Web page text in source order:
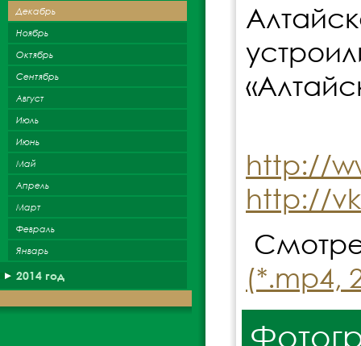
Декабрь
Ноябрь
Октябрь
Сентябрь
Август
Июль
Июнь
Май
Апрель
Март
Февраль
Январь
2014 год
http://
http://
(*.mp4,